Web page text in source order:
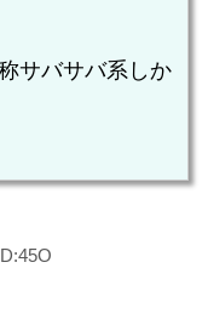
サバサバ系しか